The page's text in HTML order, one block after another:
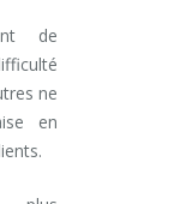
de
ne
en